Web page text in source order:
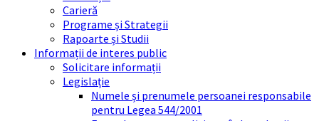
Carieră
Programe și Strategii
Rapoarte și Studii
Informații de interes public
Solicitare informații
Legislație
Numele și prenumele persoanei responsabile
pentru Legea 544/2001